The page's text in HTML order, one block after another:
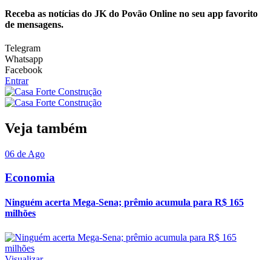
Receba as notícias do JK do Povão Online no seu app favorito
de mensagens.
Telegram
Whatsapp
Facebook
Entrar
Veja também
06 de Ago
Economia
Ninguém acerta Mega-Sena; prêmio acumula para R$ 165
milhões